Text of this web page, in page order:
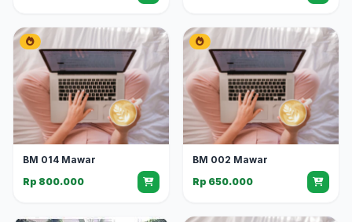
BM 014 Mawar
Rp 800.000
BM 002 Mawar
Rp 650.000